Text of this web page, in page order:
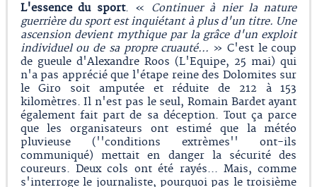
L'essence du sport. « Continuer à nier la nature
guerrière du sport est inquiétant à plus d'un titre. Une
ascension devient mythique par la grâce d'un exploit
individuel ou de sa propre cruauté... » C'est le coup
de gueule d'Alexandre Roos (L'Equipe, 25 mai) qui
n'a pas apprécié que l'étape reine des Dolomites sur
le Giro soit amputée et réduite de 212 à 153
kilomètres. Il n'est pas le seul, Romain Bardet ayant
également fait part de sa déception. Tout ça parce
que les organisateurs ont estimé que la météo
pluvieuse (''conditions extrèmes'' ont-ils
communiqué) mettait en danger la sécurité des
coureurs. Deux cols ont été rayés... Mais, comme
s'interroge le journaliste, pourquoi pas le troisième